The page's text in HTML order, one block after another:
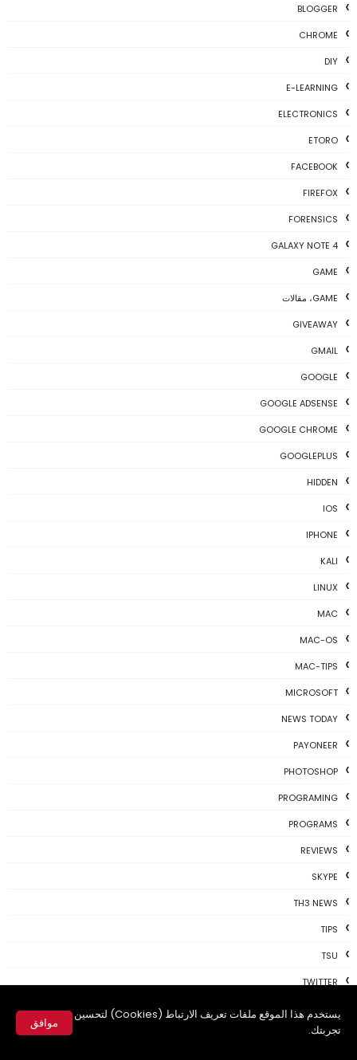
يستخدم هذا الموقع ملفات تعريف الارتباط (Cookies) لتحسين
تجربتك.
موافق
BLOGGER
CHROME
DIY
E-LEARNING
ELECTRONICS
ETORO
FACEBOOK
FIREFOX
FORENSICS
GALAXY NOTE 4
GAME
GAME، مقالات
GIVEAWAY
GMAIL
GOOGLE
GOOGLE ADSENSE
GOOGLE CHROME
GOOGLEPLUS
HIDDEN
IOS
IPHONE
KALI
LINUX
MAC
MAC-OS
MAC-TIPS
MICROSOFT
NEWS TODAY
PAYONEER
PHOTOSHOP
PROGRAMING
PROGRAMS
REVIEWS
SKYPE
TH3 NEWS
TIPS
TSU
TWITTER
VIDEO